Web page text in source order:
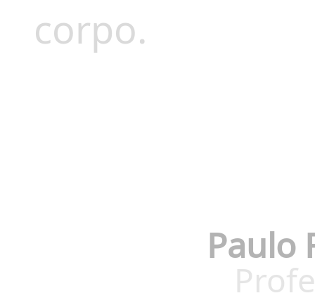
corpo.
Paulo